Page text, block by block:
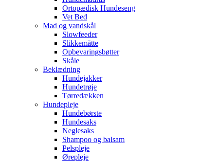
Ortopædisk Hundeseng
Vet Bed
Mad og vandskål
Slowfeeder
Slikkemåtte
Opbevaringsbøtter
Skåle
Beklædning
Hundejakker
Hundetrøje
Tørredækken
Hundepleje
Hundebørste
Hundesaks
Neglesaks
Shampoo og balsam
Pelspleje
Ørepleje